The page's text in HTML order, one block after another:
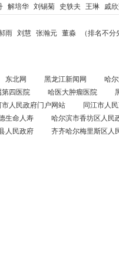
解培华 刘锡菊 史轶夫 王琳 戚
雨 刘慧 张瀚元 董淼 （排名不
东北网 黑龙江新闻网
哈
第四医院 哈医大肿瘤医院
市人民政府门户网站
同江市人
生命人寿
哈尔滨市香坊区人民
人民政府 齐齐哈尔梅里斯区人